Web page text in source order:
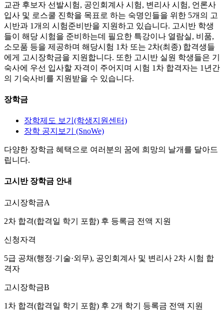
교관 후보자 선발시험, 공인회계사 시험, 변리사 시험, 언론사
입사 및 로스쿨 진학을 목표로 하는 숙명인들을 위한 5개의 고
시반과 1개의 시험준비반을 지원하고 있습니다. 고시반 학생
들이 해당 시험을 준비하는데 필요한 특강이나 열람실, 비품,
소모품 등을 제공하며 해당시험 1차 또는 2차(최종) 합격생들
에게 고시장학금을 지원합니다. 또한 고시반 실원 학생들은 기
숙사에 우선 입사할 자격이 주어지며 시험 1차 합격자는 1년간
의 기숙사비를 지원받을 수 있습니다.
장학금
장학제도 보기(학생지원센터)
장학 공지보기 (SnoWe)
다양한 장학금 혜택으로 여러분의 꿈에 희망의 날개를 달아드
립니다.
고시반 장학금 안내
고시장학금A
2차 합격(합격일 학기 포함) 후 등록금 전액 지원
신청자격
5급 공채(행정·기술·외무), 공인회계사 및 변리사 2차 시험 합
격자
고시장학금B
1차 합격(합격일 학기 포함) 후 2개 학기 등록금 전액 지원